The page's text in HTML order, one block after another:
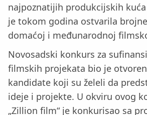
najpoznatijih produkcijskih
je tokom godina ostvarila
domaćoj i međunarodnoj
Novosadski konkurs za
filmskih projekata bio je otvoren
kandidate koji su želeli da
ideje i projekte. U okviru ovog
„Zillion film“ je konkurisao sa